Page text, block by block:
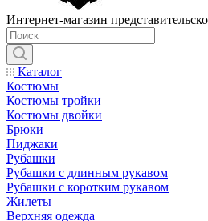
Интернет-магазин
Каталог
Костюмы
Костюмы тройки
Костюмы двойки
Брюки
Пиджаки
Рубашки
Рубашки с длинным рукавом
Рубашки с коротким рукавом
Жилеты
Верхняя одежда